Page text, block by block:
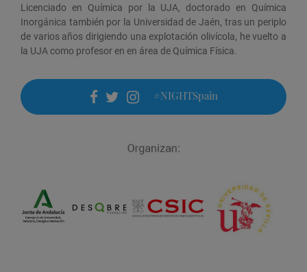
Licenciado en Química por la UJA, doctorado en Química
Inorgánica también por la Universidad de Jaén, tras un periplo
de varios años dirigiendo una explotación olivícola, he vuelto a
la UJA como profesor en en área de Química Física.
facebook
twitter
instagram
#NIGHTSpain